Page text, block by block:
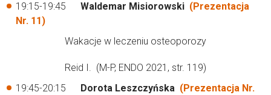
19:15-19:45Waldemar Misiorowski (Prezentacja
Nr. 11)
Wakacje w leczeniu osteoporozy
Reid I. (M-P, ENDO 2021, str. 119)
19:45-20:15 Dorota Leszczyńska (Prezentacja Nr.